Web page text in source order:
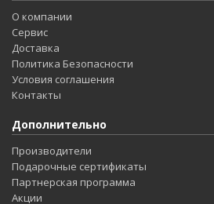
О компании
Сервис
Доставка
Политика Безопасности
Условия соглашения
Контакты
Дополнительно
Производители
Подарочные сертификаты
Партнерская программа
Акции